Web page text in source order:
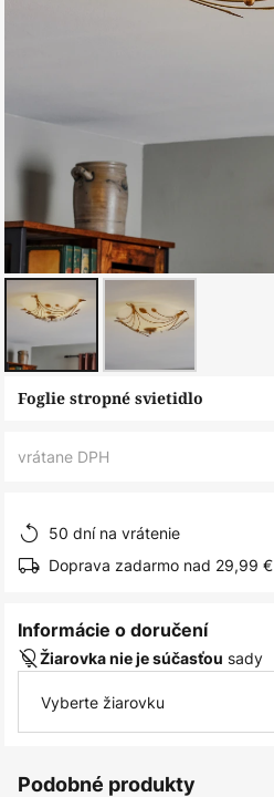
Preskočiť
Foglie stropné svietidlo
vrátane DPH
50 dní na vrátenie
Doprava zadarmo nad 29,99 €
Informácie o doručení
Žiarovka nie je súčasťou sady
Vyberte žiarovku
Podobné produkty